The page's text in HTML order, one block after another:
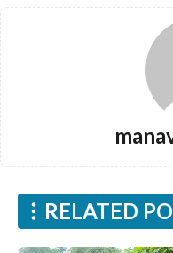
RELATED